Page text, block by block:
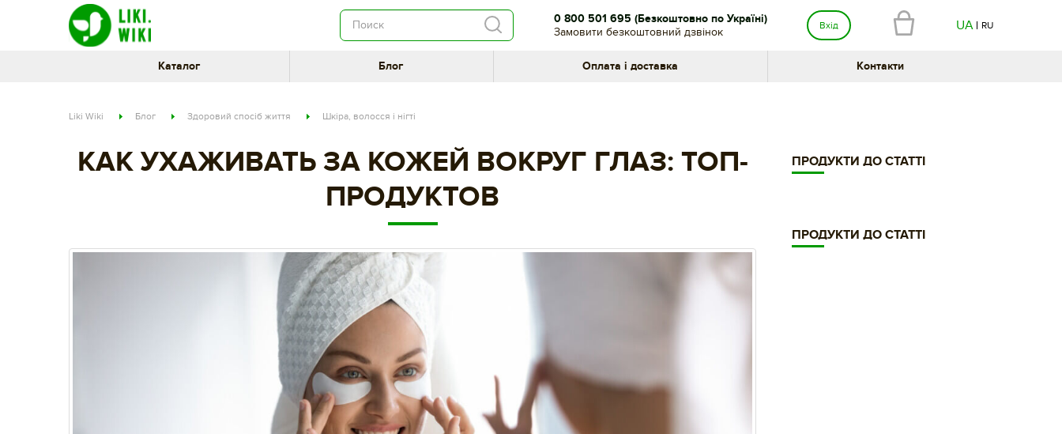
0 800 501 695 (Безкоштовно по Україні)
Замовити безкоштовний дзвінок
Вхід UA RU
Каталог Блог Оплата і доставка Контакти
Liki Wiki Блог Здоровий спосіб життя Шкіра, волосся і нігті
КАК УХАЖИВАТЬ ЗА КОЖЕЙ ВОКРУГ ГЛАЗ: ТОП-
ПРОДУКТОВ
ПРОДУКТИ ДО СТАТТІ
ПРОДУКТИ ДО СТАТТІ